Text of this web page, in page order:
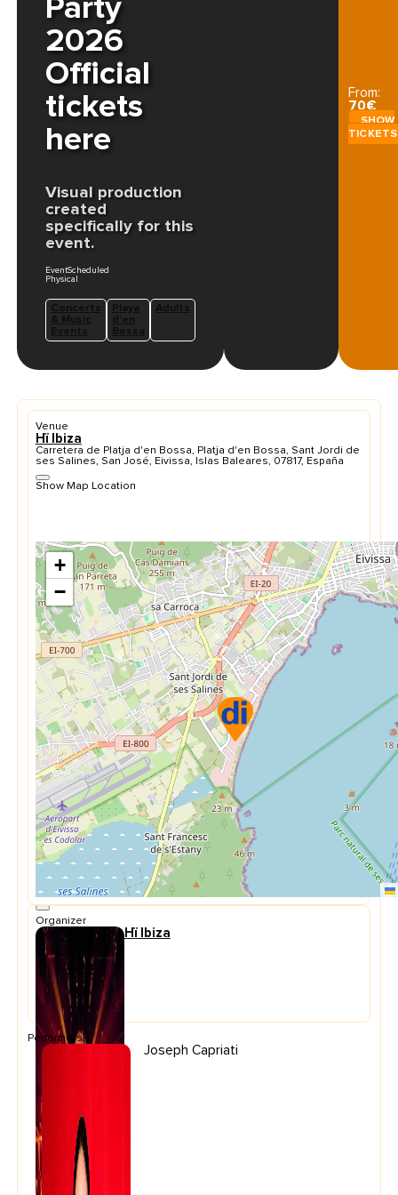
Party
2026
Official
tickets
here
Visual production
created
specifically for this
event. ​
EventScheduled
Physical
Concerts
& Music
Events
Playa
d'en
Bossa
Adults
From:
70€
SHOW
TICKETS
Venue
Hï Ibiza
Carretera de Platja d'en Bossa, Platja d'en Bossa, Sant Jordi de
ses Salines, San José, Eivissa, Islas Baleares, 07817, España
Show Map Location
+
−
Organizer
Hï Ibiza
Performers
Joseph Capriati